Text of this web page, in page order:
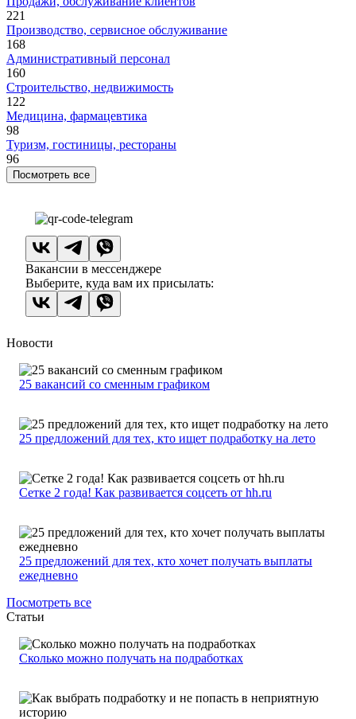
221
Производство, сервисное обслуживание
168
Административный персонал
160
Строительство, недвижимость
122
Медицина, фармацевтика
98
Туризм, гостиницы, рестораны
96
Посмотреть все
Вакансии в мессенджере
Выберите, куда вам их присылать:
Новости
25 вакансий со сменным графиком
25 предложений для тех, кто ищет подработку на лето
Сетке 2 года! Как развивается соцсеть от hh.ru
25 предложений для тех, кто хочет получать выплаты
ежедневно
Посмотреть все
Статьи
Сколько можно получать на подработках